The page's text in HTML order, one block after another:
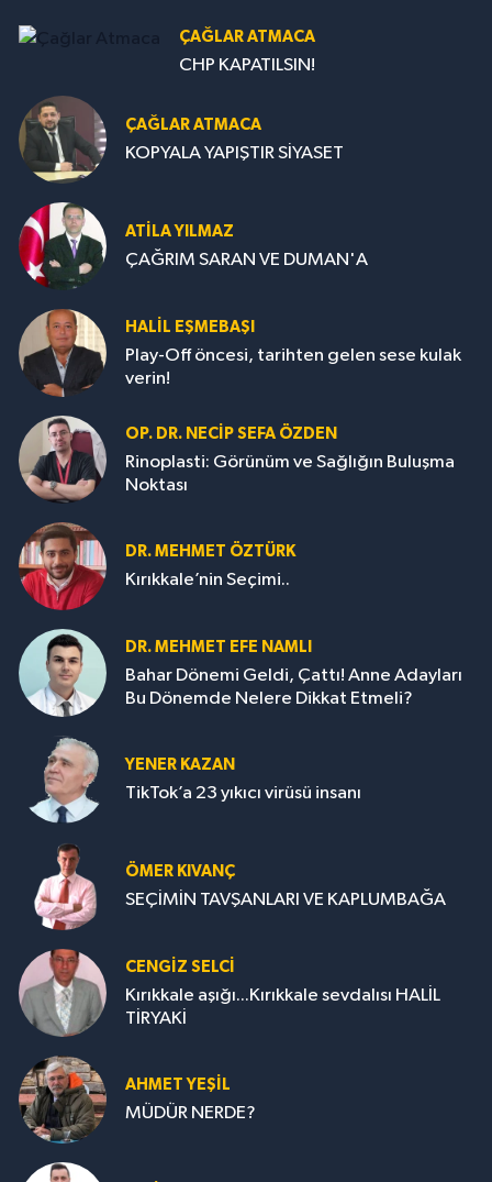
ÇAĞLAR ATMACA
CHP KAPATILSIN!
ÇAĞLAR ATMACA
KOPYALA YAPIŞTIR SİYASET
ATILA YILMAZ
ÇAĞRIM SARAN VE DUMAN'A
HALIL EŞMEBAŞI
Play-Off öncesi, tarihten gelen sese kulak
verin!
OP. DR. NECIP SEFA ÖZDEN
Rinoplasti: Görünüm ve Sağlığın Buluşma
Noktası
DR. MEHMET ÖZTÜRK
Kırıkkale’nin Seçimi..
DR. MEHMET EFE NAMLI
Bahar Dönemi Geldi, Çattı! Anne Adayları
Bu Dönemde Nelere Dikkat Etmeli?
YENER KAZAN
TikTok’a 23 yıkıcı virüsü insanı
ÖMER KIVANÇ
SEÇİMİN TAVŞANLARI VE KAPLUMBAĞA
CENGİZ SELCİ
Kırıkkale aşığı...Kırıkkale sevdalısı HALİL
TİRYAKİ
AHMET YEŞİL
MÜDÜR NERDE?